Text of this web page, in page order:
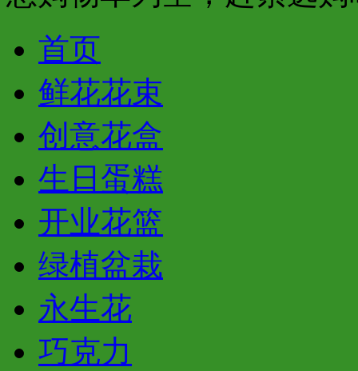
首页
鲜花花束
创意花盒
生日蛋糕
开业花篮
绿植盆栽
永生花
巧克力